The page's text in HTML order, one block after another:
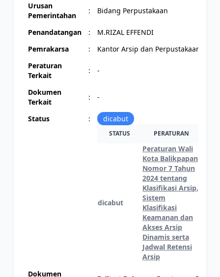
Urusan
Pemerintahan
: Bidang Perpustakaan
Penandatangan :
M.RIZAL EFFENDI
Pemrakarsa
:
Kantor Arsip dan Perpustakaan
Peraturan
Terkait
: -
Dokumen
Terkait
: -
Status : dicabut
STATUS PERATURAN
dicabut
Peraturan Wali
Kota Balikpapan
Nomor 7 Tahun
2024 tentang
Klasifikasi Arsip,
Sistem
Klasifikasi
Keamanan dan
Akses Arsip
Dinamis serta
Jadwal Retensi
Arsip
Dokumen